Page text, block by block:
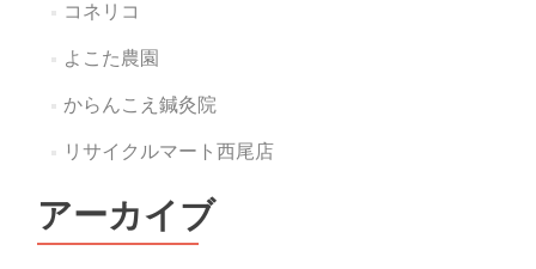
コネリコ
よこた農園
からんこえ鍼灸院
リサイクルマート西尾店
アーカイブ